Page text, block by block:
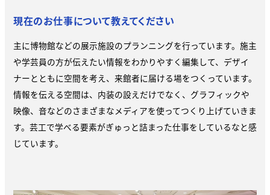
現在のお仕事について教えてください
主に博物館などの展示施設のプランニングを行っています。施主
や学芸員の方が伝えたい情報をわかりやすく編集して、デザイ
ナーとともに空間を考え、来館者に届ける場をつくっています。
情報を伝える空間は、内装の設えだけでなく、グラフィックや
映像、音などのさまざまなメディアを使ってつくり上げていきま
す。芸工で学べる要素がぎゅっと詰まった仕事をしているなと感
じています。